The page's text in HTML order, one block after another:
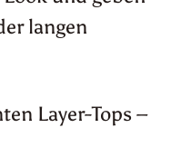
langen
Layer-Tops –